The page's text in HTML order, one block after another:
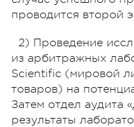
проводится второй
2) Проведение
из арбитражных
Scientific (мировой
товаров) на
Затем отдел аудита
результаты